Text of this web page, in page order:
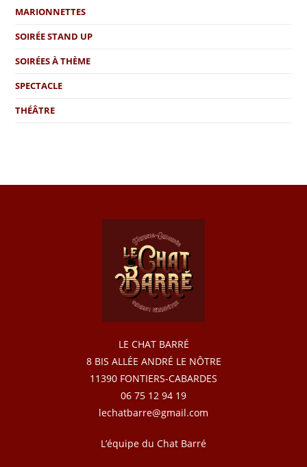
MARIONNETTES
SOIRÉE STAND UP
SOIRÉES À THÈME
SPECTACLE
THÉÂTRE
LE CHAT BARRÉ
8 BIS ALLÉE ANDRÉ LE NÔTRE
11390 FONTIERS-CABARDES
06 75 12 94 19
lechatbarre@gmail.com
L’équipe du Chat Barré